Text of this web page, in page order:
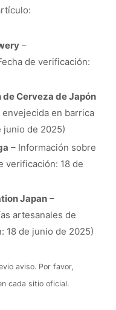
–
de verificación:
Cerveza de Japón
en barrica
junio de 2025)
– Información sobre
verificación: 18 de
Japan –
artesanales de
18 de junio de 2025)
aviso. Por favor,
cada sitio oficial.